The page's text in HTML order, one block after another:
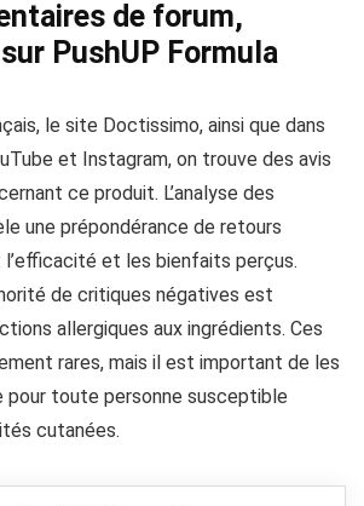
de forum,
PushUP Formula
le site Doctissimo, ainsi que dans
et Instagram, on trouve des avis
ce produit. L’analyse des
une prépondérance de retours
et les bienfaits perçus.
de critiques négatives est
allergiques aux ingrédients. Ces
rares, mais il est important de les
pour toute personne susceptible
cutanées.